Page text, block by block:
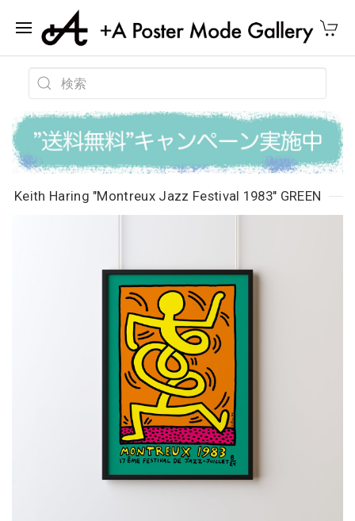
Keith Haring "Montreux Jazz Festival 1983" GREEN